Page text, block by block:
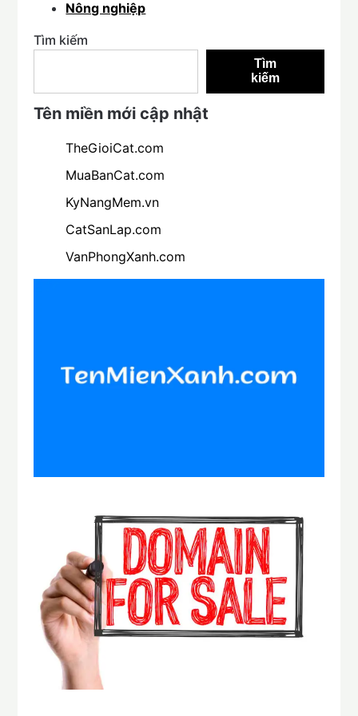
Nông nghiệp
Tìm kiếm
Tìm
kiếm
Tên miền mới cập nhật
TheGioiCat.com
MuaBanCat.com
KyNangMem.vn
CatSanLap.com
VanPhongXanh.com